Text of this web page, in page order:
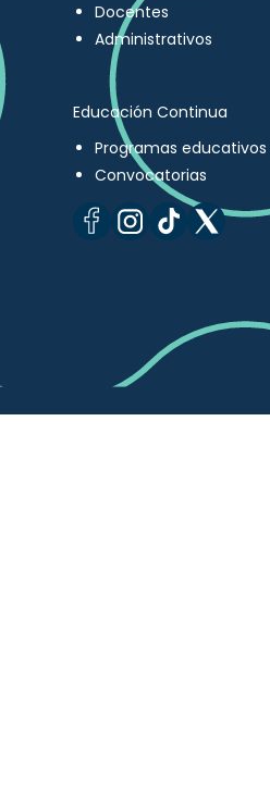
Docentes
Administrativos
Educación Continua
Programas educativos
Convocatorias